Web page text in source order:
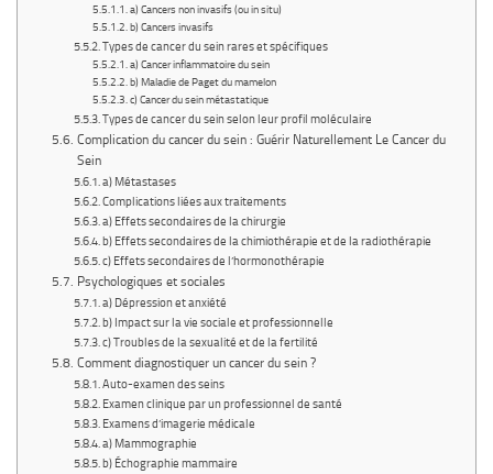
a) Cancers non invasifs (ou in situ)
b) Cancers invasifs
Types de cancer du sein rares et spécifiques
a) Cancer inflammatoire du sein
b) Maladie de Paget du mamelon
c) Cancer du sein métastatique
Types de cancer du sein selon leur profil moléculaire
Complication du cancer du sein : Guérir Naturellement Le Cancer du
Sein
a) Métastases
Complications liées aux traitements
a) Effets secondaires de la chirurgie
b) Effets secondaires de la chimiothérapie et de la radiothérapie
c) Effets secondaires de l’hormonothérapie
Psychologiques et sociales
a) Dépression et anxiété
b) Impact sur la vie sociale et professionnelle
c) Troubles de la sexualité et de la fertilité
Comment diagnostiquer un cancer du sein ?
Auto-examen des seins
Examen clinique par un professionnel de santé
Examens d’imagerie médicale
a) Mammographie
b) Échographie mammaire